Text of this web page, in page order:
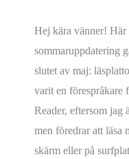
Hej kära vänner!
sommaruppdatering
slutet av maj:
varit en förespråkare
Reader, eftersom jag
men föredrar att läsa
skärm eller på